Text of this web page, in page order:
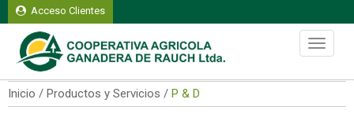
Acceso Clientes
Domingo 09 de agosto del 2026
Toggle
Inicio / Productos y Servicios / P & D